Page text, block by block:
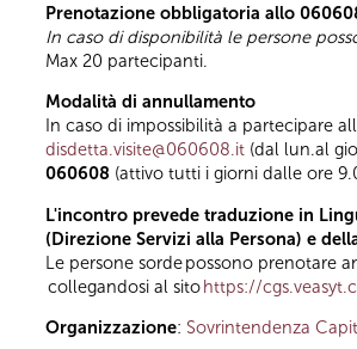
Prenotazione obbligatoria allo
In caso di disponibilità le persone
Max 20 partecipanti.
Modalità di annullamento
In caso di impossibilità a partecipare
disdetta.visite@060608.it (dal lun.al
060608 (attivo tutti i giorni dalle ore
L'incontro prevede traduzione in
(Direzione Servizi alla Persona) e
Le persone sorde possono prenotare
collegandosi al sitohttps://
Organizzazione: Sovrintendenza